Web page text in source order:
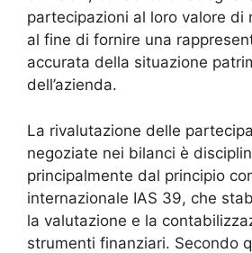
partecipazioni al loro valore di
al fine di fornire una
accurata della situazione
dell’azienda.
La rivalutazione delle
negoziate nei bilanci è
principalmente dal principio
internazionale IAS 39, che
la valutazione e la
strumenti finanziari. Secondo